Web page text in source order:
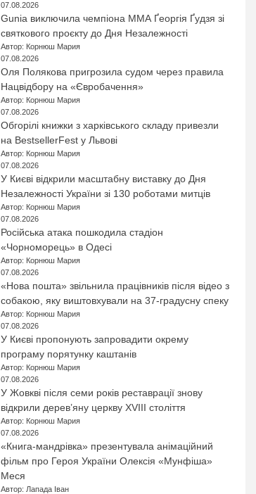
07.08.2026
Gunia виключила чемпіона ММА Ґеоргія Ґудзя зі
святкового проєкту до Дня Незалежності
Автор: Корнюш Мария
07.08.2026
Оля Полякова пригрозила судом через правила
Нацвідбору на «Євробачення»
Автор: Корнюш Мария
07.08.2026
Обгорілі книжки з харківського складу привезли
на BestsellerFest у Львові
Автор: Корнюш Мария
07.08.2026
У Києві відкрили масштабну виставку до Дня
Незалежності України зі 130 роботами митців
Автор: Корнюш Мария
07.08.2026
Російська атака пошкодила стадіон
«Чорноморець» в Одесі
Автор: Корнюш Мария
07.08.2026
«Нова пошта» звільнила працівників після відео з
собакою, яку виштовхували на 37-градусну спеку
Автор: Корнюш Мария
07.08.2026
У Києві пропонують запровадити окрему
програму порятунку каштанів
Автор: Корнюш Мария
07.08.2026
У Жовкві після семи років реставрації знову
відкрили дерев’яну церкву XVIII століття
Автор: Корнюш Мария
07.08.2026
«Книга-мандрівка» презентувала анімаційний
фільм про Героя України Олексія «Мунфіша»
Меся
Автор: Лапада Іван